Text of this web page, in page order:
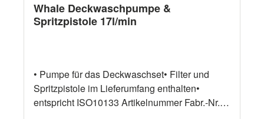
Whale Deckwaschpumpe &
Spritzpistole 17l/min
• Pumpe für das Deckwaschset• Filter und
Spritzpistole im Lieferumfang enthalten•
entspricht ISO10133 Artikelnummer Fabr.-Nr.